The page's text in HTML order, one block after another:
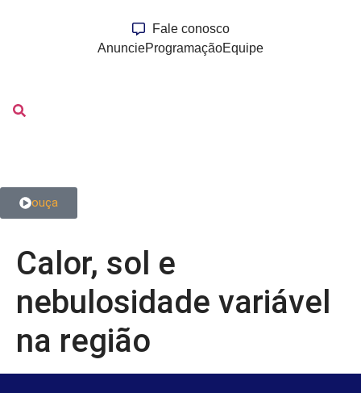
Fale conosco
AnuncieProgramaçãoEquipe
ouça
Calor, sol e
nebulosidade variável
na região